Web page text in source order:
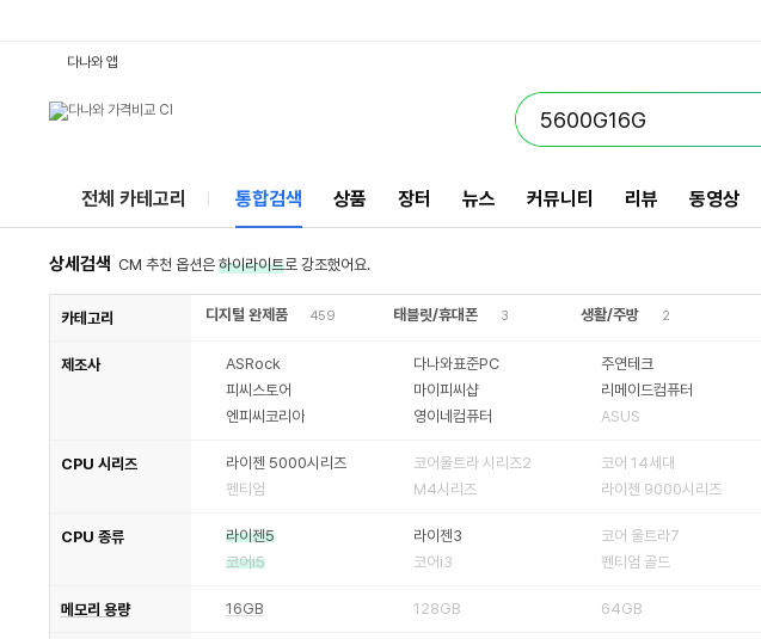
다나와 앱
전체 카테고리 통합검색 상품 장터 뉴스 커뮤니티 리뷰 동영상
상세검색 CM 추천 옵션은 하이라이트로 강조했어요.
카테고리 디지털 완제품 459 태블릿/휴대폰 3 생활/주방 2
제조사 ASRock 다나와표준PC 주연테크
피씨스토어
마이피씨샵 리메이드컴퓨터
엔피씨코리아
영이네컴퓨터 ASUS
CPU 시리즈 라이젠 5000시리즈 코어울트라 시리즈2 코어 14세대
펜티엄 M4시리즈 라이젠 9000시리즈
CPU 종류 라이젠5 라이젠3 코어 울트라7
코어i5 코어i3 펜티엄 골드
메모리 용량 16GB 128GB 64GB